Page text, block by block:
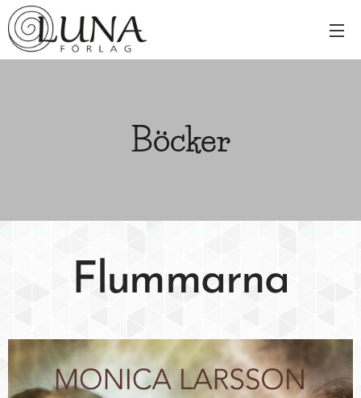
Böcker
Flummarna